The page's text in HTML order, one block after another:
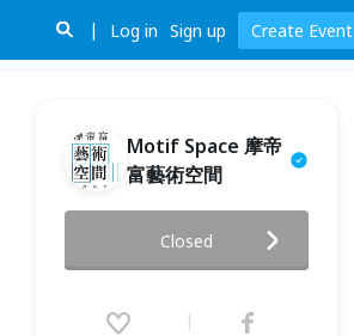
Log in Sign up Create Event
Motif Space 摩帝
富藝術空間
Sweet Midnight, Sweet
Tart! 愛上深夜裡的法國手工甜
(附深法 x Motif Space 甜點組
Closed